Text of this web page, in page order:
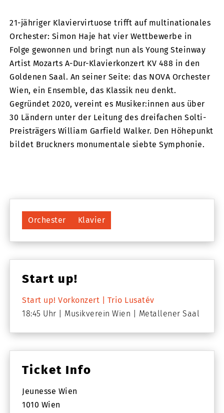
21-jähriger Klaviervirtuose trifft auf multinationales
Orchester: Simon Haje hat vier Wettbewerbe in
Folge gewonnen und bringt nun als Young Steinway
Artist Mozarts A-Dur-Klavierkonzert KV 488 in den
Goldenen Saal. An seiner Seite: das NOVA Orchester
Wien, ein Ensemble, das Klassik neu denkt.
Gegründet 2020, vereint es Musiker:innen aus über
30 Ländern unter der Leitung des dreifachen Solti-
Preisträgers William Garfield Walker. Den Höhepunkt
bildet Bruckners monumentale siebte Symphonie.
Orchester Klavier
Start up!
Start up! Vorkonzert | Trio Lusatév
18:45 Uhr
Musikverein Wien Metallener Saal
Ticket Info
Jeunesse Wien
1010 Wien